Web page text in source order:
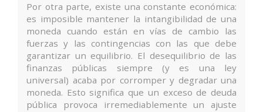
Por otra parte, existe una constante económica:
es imposible mantener la intangibilidad de una
moneda cuando están en vías de cambio las
fuerzas y las contingencias con las que debe
garantizar un equilibrio. El desequilibrio de las
finanzas públicas siempre (y es una ley
universal) acaba por corromper y degradar una
moneda. Esto significa que un exceso de deuda
pública provoca irremediablemente un ajuste